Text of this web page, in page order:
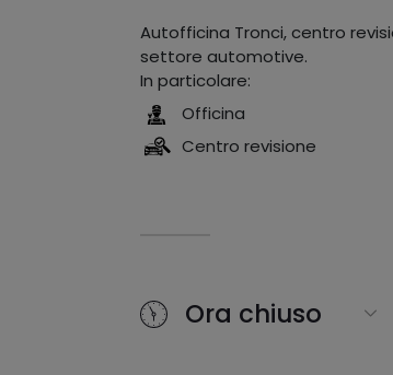
Autofficina Tronci, centro
settore automotive.
In particolare:
Officina
Centro revisione
Ora chiuso